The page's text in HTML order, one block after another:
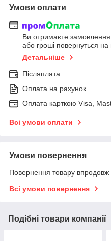
Умови оплати
Ви отримаєте замовлення
або гроші повернуться на
Детальніше
Післяплата
Оплата на рахунок
Оплата карткою Visa,
Всі умови оплати
Умови повернення
Повернення товару впродовж
Всі умови повернення
Подібні товари компанії